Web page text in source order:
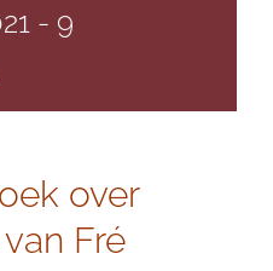
- 9
over
Fré